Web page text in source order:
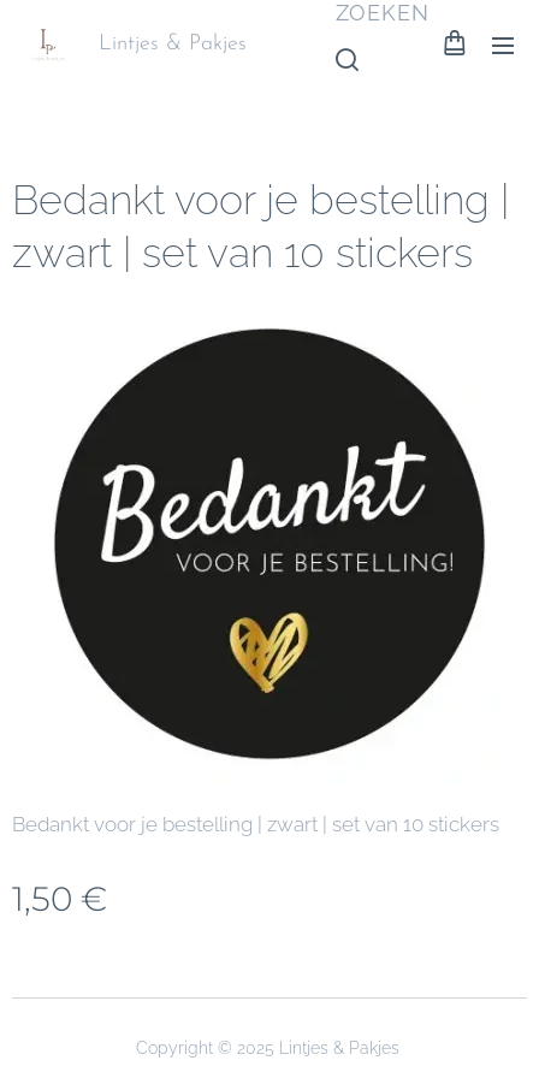
Lintjes & Pakjes
ZOEKEN
Bedankt voor je bestelling |
zwart | set van 10 stickers
Bedankt voor je bestelling | zwart | set van 10 stickers
1,50 €
Copyright © 2025 Lintjes & Pakjes